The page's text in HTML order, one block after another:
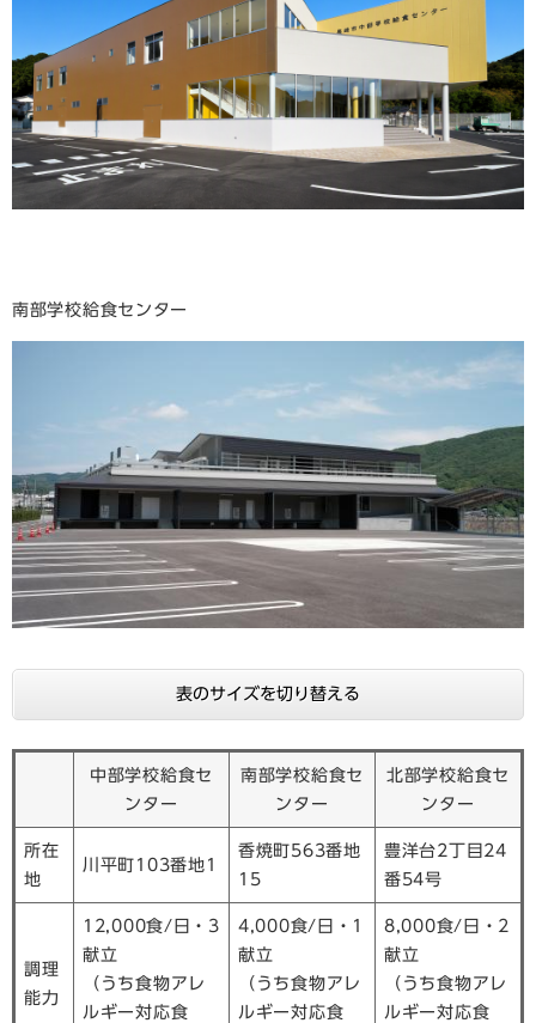
南部学校給食センター
表のサイズを切り替える
中部学校給食セ
ンター
南部学校給食セ
ンター
北部学校給食セ
ンター
所在
地
川平町103番地1
香焼町563番地
15
豊洋台2丁目24
番54号
調理
能力
12,000食/日・3
献立
（うち食物アレ
ルギー対応食
4,000食/日・1
献立
（うち食物アレ
ルギー対応食
8,000食/日・2
献立
（うち食物アレ
ルギー対応食